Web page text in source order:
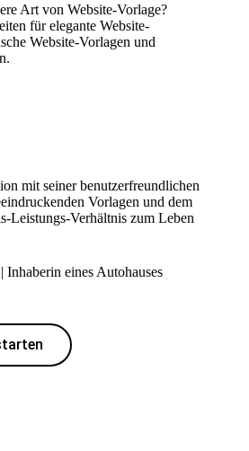
Art von Website-Vorlage?
fürelegante Website-
Website-Vorlagen und
mit seiner benutzerfreundlichen
Vorlagen und dem
Leistungs-Verhältnis zum Leben
Inhaberin eines Autohauses